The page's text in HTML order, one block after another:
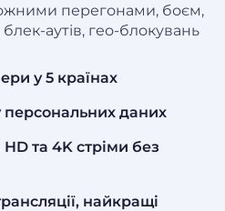
перегонами, боєм,
аутів, гео-блокувань
у 5 країнах
персональних даних
та 4K стріми без
найкращі